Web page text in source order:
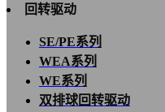
回转驱动
SE/PE系列
WEA系列
WE系列
双排球回转驱动